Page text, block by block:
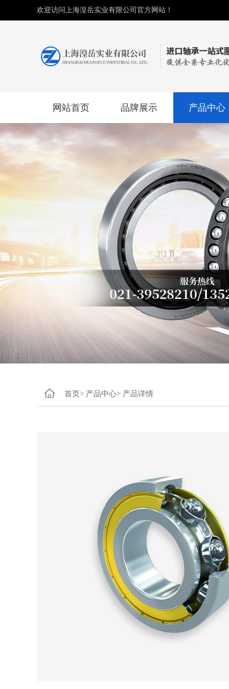
欢迎访问上海湟岳实业有限公司官方网站！
网站首页 品牌展示 产品中心
首页> 产品中心> 产品详情